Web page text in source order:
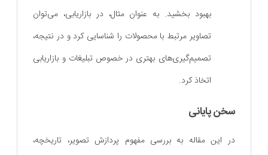
بهبود بخشید. به عنوان مثال، در بازاریابی، می‌توان
تصاویر مرتبط با محصولات را شناسایی کرد و در نتیجه،
تصمیم‌گیری‌های بهتری در خصوص تبلیغات و بازاریابی
اتخاذ کرد.
سخن پایانی
در این مقاله به بررسی مفهوم پردازش تصویر، تاریخچه،